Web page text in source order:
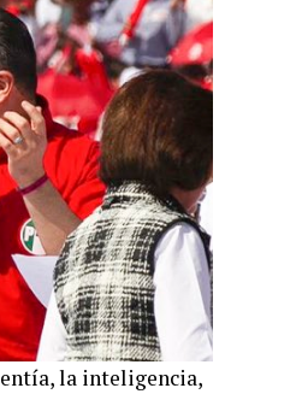
la inteligencia,